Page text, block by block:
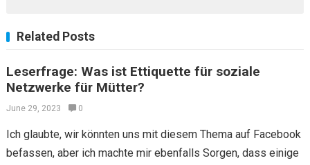
Related Posts
Leserfrage: Was ist Ettiquette für soziale
Netzwerke für Mütter?
June 29, 2023 0
Ich glaubte, wir könnten uns mit diesem Thema auf Facebook
befassen, aber ich machte mir ebenfalls Sorgen, dass einige